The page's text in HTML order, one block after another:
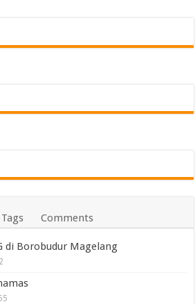
Tags Comments
di Borobudur Magelang